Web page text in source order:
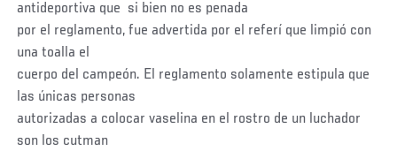
antideportiva que si bien no es penada
por el reglamento, fue advertida por el referí que limpió con
una toalla el
cuerpo del campeón. El reglamento solamente estipula que
las únicas personas
autorizadas a colocar vaselina en el rostro de un luchador
son los cutman